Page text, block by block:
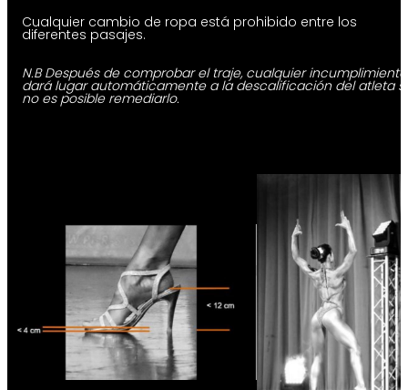
Cualquier cambio de ropa está prohibido entre los
diferentes pasajes.
N.B Después de comprobar el traje, cualquier incumplimiento
dará lugar automáticamente a la descalificación del atleta si
no es posible remediarlo.